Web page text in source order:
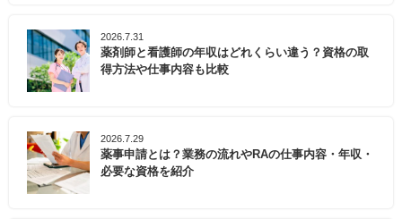
2026.7.31
薬剤師と看護師の年収はどれくらい違う？資格の取
得方法や仕事内容も比較
2026.7.29
薬事申請とは？業務の流れやRAの仕事内容・年収・
必要な資格を紹介